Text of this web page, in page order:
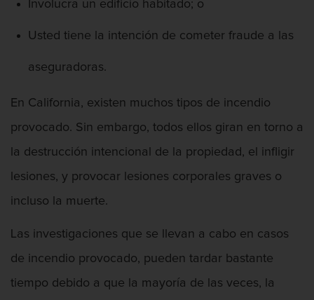
Presentación de Documentos Falsos
Robo de identidad
Delitos De Drogas
Fabricación de drogas
Leyes sobre Marihuana en California
Proposición 36
Programa de Desviación Previo al
Posesión de Marihuana para la Venta
Posesión de Metanfetamina
Involucra un edificio habitado; o
Usted tiene la intención de cometer fraude a las
aseguradoras.
En California, existen muchos tipos de incendio
provocado. Sin embargo, todos ellos giran en torno a
la destrucción intencional de la propiedad, el infligir
lesiones, y provocar lesiones corporales graves o
incluso la muerte.
Las investigaciones que se llevan a cabo en casos
de incendio provocado, pueden tardar bastante
tiempo debido a que la mayoría de las veces, la